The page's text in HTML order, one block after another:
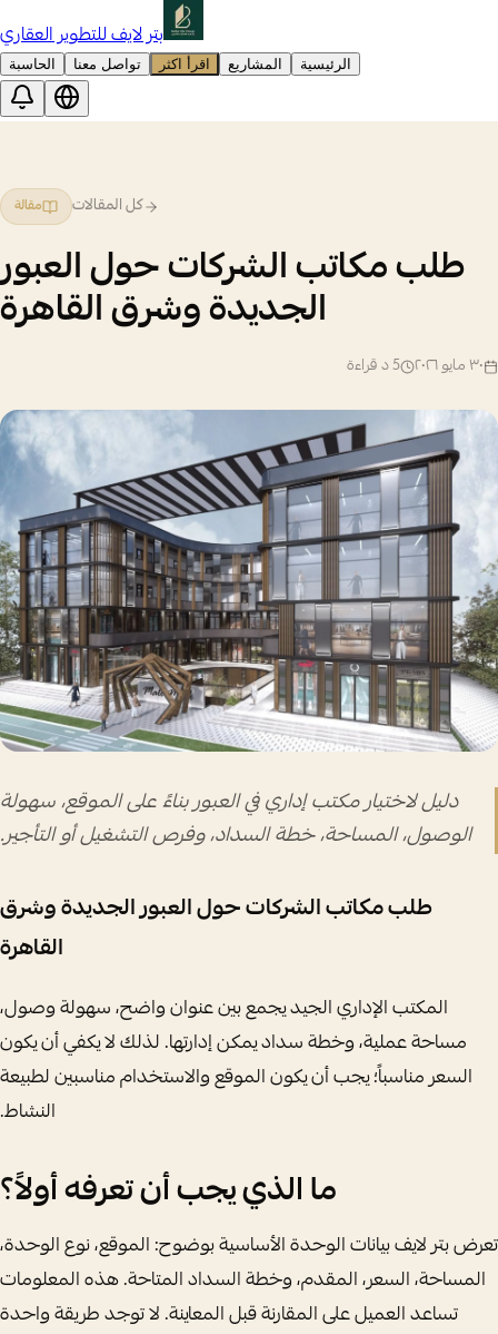
بتر لايف للتطوير العقاري
الرئيسية المشاريع اقرأ اكثر تواصل معنا الحاسبة
كل المقالات مقالة
طلب مكاتب الشركات حول العبور
الجديدة وشرق القاهرة
٣٠ مايو ٢٠٢٦ 5د قراءة
دليل لاختيار مكتب إداري في العبور بناءً على الموقع، سهولة
الوصول، المساحة، خطة السداد، وفرص التشغيل أو التأجير.
طلب مكاتب الشركات حول العبور الجديدة وشرق
القاهرة
المكتب الإداري الجيد يجمع بين عنوان واضح، سهولة وصول،
مساحة عملية، وخطة سداد يمكن إدارتها. لذلك لا يكفي أن يكون
السعر مناسباً؛ يجب أن يكون الموقع والاستخدام مناسبين لطبيعة
النشاط.
ما الذي يجب أن تعرفه أولاً؟
تعرض بتر لايف بيانات الوحدة الأساسية بوضوح: الموقع، نوع الوحدة،
المساحة، السعر، المقدم، وخطة السداد المتاحة. هذه المعلومات
تساعد العميل على المقارنة قبل المعاينة. لا توجد طريقة واحدة